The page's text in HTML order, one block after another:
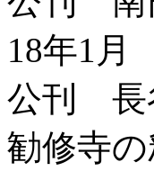
18年1月
公刊 長
勧修寺